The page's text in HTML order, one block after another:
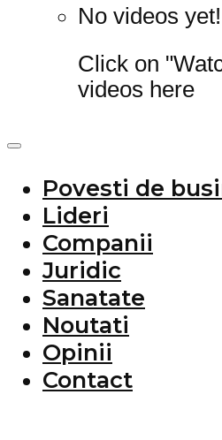
No videos yet!
Click on
videos here
Povesti de
Lideri
Companii
Juridic
Sanatate
Noutati
Opinii
Contact